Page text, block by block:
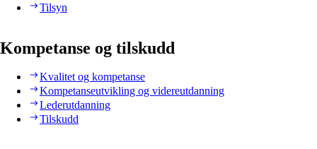
Tilsyn
Kompetanse og tilskudd
Kvalitet og kompetanse
Kompetanseutvikling og videreutdanning
Lederutdanning
Tilskudd